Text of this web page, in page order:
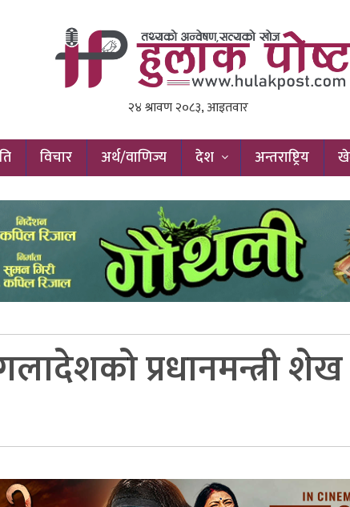
विचार अर्थ/वाणिज्य देश अन्तराष्ट्रिय
प्रधानमन्त्री